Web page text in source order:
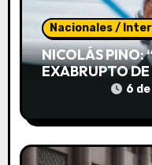
e
e
t
r
Nacionales /
NICOLÁS PINO:
EXABRUPTO
MENDIGUREN,
6